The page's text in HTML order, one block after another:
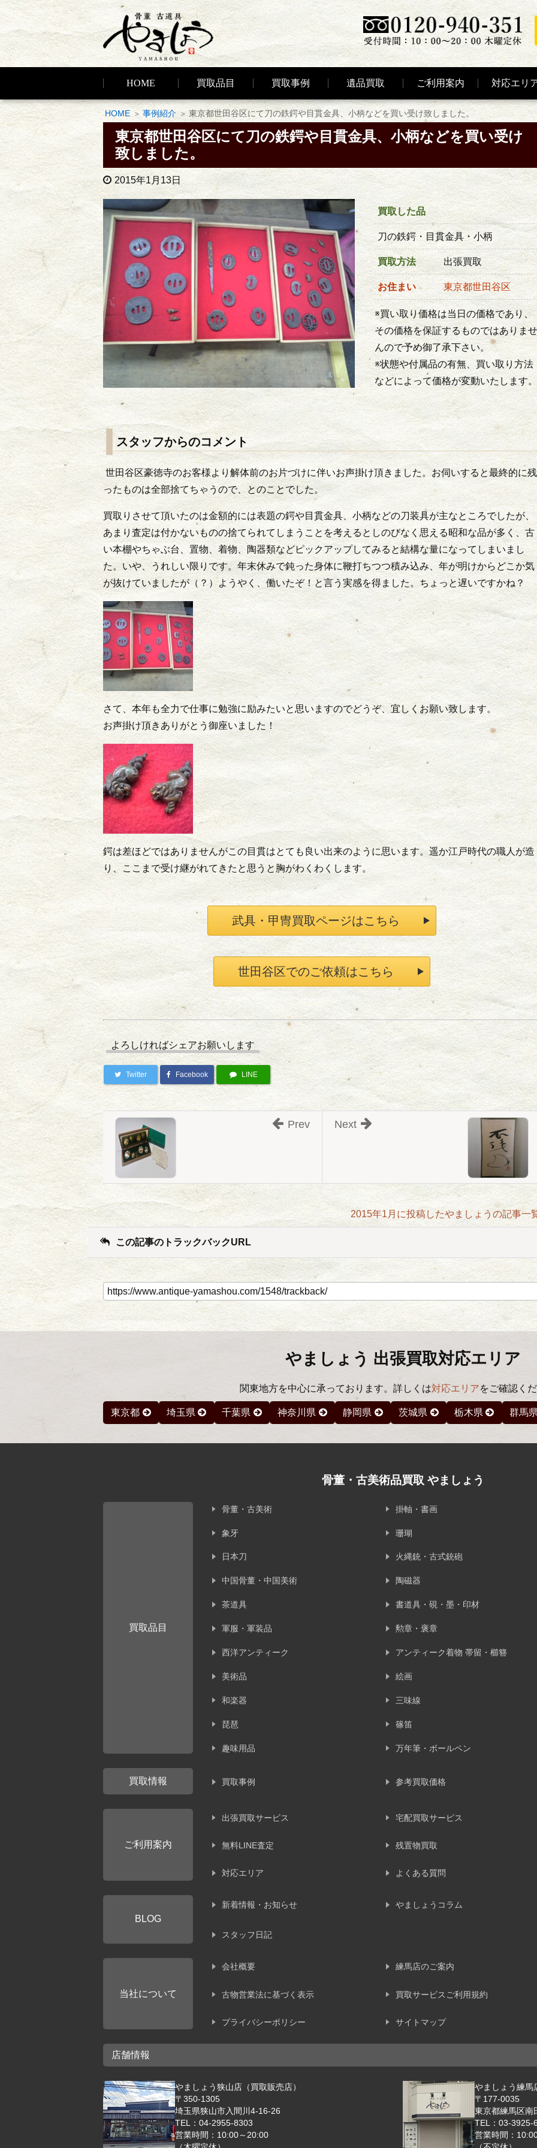
HOME 買取品目 買取事例 遺品買取 ご利用案内 対応エリ
HOME 事例紹介 東京都世田谷区にて刀の鉄鍔や目貫金具、小柄などを買い受け致しました。
東京都世田谷区にて刀の鉄鍔や目貫金具、小柄などを買い受け
致しました。
2015年1月13日
買取した品
刀の鉄鍔・目貫金具・小柄
買取方法 出張買取
お住まい 東京都世田谷区
※買い取り価格は当日の価格であり、
その価格を保証するものではありませ
んので予め御了承下さい。
※状態や付属品の有無、買い取り方法
などによって価格が変動いたします。
スタッフからのコメント
世田谷区豪徳寺のお客様より解体前のお片づけに伴いお声掛け頂きました。お伺いすると最終的に残
ったものは全部捨てちゃうので、とのことでした。
買取りさせて頂いたのは金額的には表題の鍔や目貫金具、小柄などの刀装具が主なところでしたが、
あまり査定は付かないものの捨てられてしまうことを考えるとしのびなく思える昭和な品が多く、古
い本棚やちゃぶ台、置物、着物、陶器類などピックアップしてみると結構な量になってしまいまし
た。いや、うれしい限りです。年末休みで鈍った身体に鞭打ちつつ積み込み、年が明けからどこか気
が抜けていましたが（？）ようやく、働いたぞ！と言う実感を得ました。ちょっと遅いですかね？
さて、本年も全力で仕事に勉強に励みたいと思いますのでどうぞ、宜しくお願い致します。
お声掛け頂きありがとう御座いました！
鍔は差ほどではありませんがこの目貫はとても良い出来のように思います。遥か江戸時代の職人が造
り、ここまで受け継がれてきたと思うと胸がわくわくします。
武具・甲冑買取ページはこちら
世田谷区でのご依頼はこちら
よろしければシェアお願いします
Twitter Facebook LINE
Next
Prev
2015年1月に投稿したやましょうの記事一
この記事のトラックバックURL
やましょう 出張買取対応エリア
関東地方を中心に承っております。詳しくは対応エリアをご確認く
東京都 埼玉県 千葉県 神奈川県 静岡県 茨城県 栃木県 群馬
骨董・古美術品買取 やましょう
買取品目
骨董・古美術 掛軸・書画
象牙 珊瑚
日本刀 火縄銃・古式銃砲
中国骨董・中国美術 陶磁器
茶道具 書道具・硯・墨・印材
軍服・軍装品 勲章・褒章
西洋アンティーク アンティーク着物 帯留・櫛簪
美術品 絵画
和楽器 三味線
琵琶 篠笛
趣味用品 万年筆・ボールペン
買取情報 買取事例 参考買取価格
ご利用案内
出張買取サービス 宅配買取サービス
無料LINE査定 残置物買取
対応エリア よくある質問
BLOG
新着情報・お知らせ やましょうコラム
スタッフ日記
当社について
会社概要 練馬店のご案内
古物営業法に基づく表示 買取サービスご利用規約
プライバシーポリシー サイトマップ
店舗情報
やましょう狭山店（買取販売店）
〒350-1305
埼玉県狭山市入間川4-16-26
TEL：04-2955-8303
営業時間：10:00～20:00
やましょう練馬
〒177-0035
東京都練馬区南
TEL：03-3925-
営業時間：